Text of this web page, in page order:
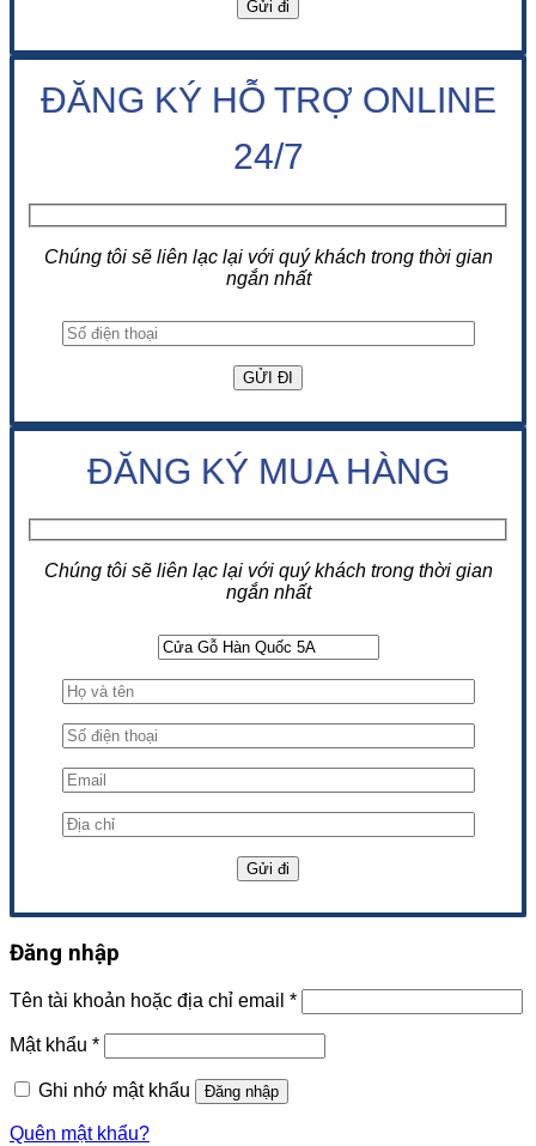
ĐĂNG KÝ HỖ TRỢ ONLINE
24/7
Chúng tôi sẽ liên lạc lại với quý khách trong thời gian
ngắn nhất
ĐĂNG KÝ MUA HÀNG
Chúng tôi sẽ liên lạc lại với quý khách trong thời gian
ngắn nhất
Đăng nhập
Tên tài khoản hoặc địa chỉ email *
Mật khẩu *
Ghi nhớ mật khẩu Đăng nhập
Quên mật khẩu?